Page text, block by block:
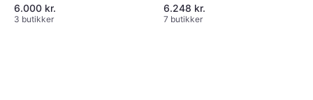
6.000 kr.
3 butikker
6.248 kr.
7 butikker